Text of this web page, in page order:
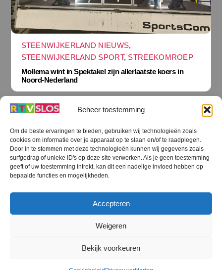
Beheer toestemming
Om de beste ervaringen te bieden, gebruiken wij technologieën zoals
cookies om informatie over je apparaat op te slaan en/of te raadplegen.
Door in te stemmen met deze technologieën kunnen wij gegevens zoals
surfgedrag of unieke ID's op deze site verwerken. Als je geen toestemming
geeft of uw toestemming intrekt, kan dit een nadelige invloed hebben op
bepaalde functies en mogelijkheden.
Accepteren
Weigeren
Bekijk voorkeuren
STEENWIJKERLAND NIEUWS,
STEENWIJKERLAND SPORT, STREEKOMROEP
Mollema wint in Spektakel zijn allerlaatste koers in
Noord-Nederland
Terug
naar
boven
RTV SLOS
RTV SLOS ANBI